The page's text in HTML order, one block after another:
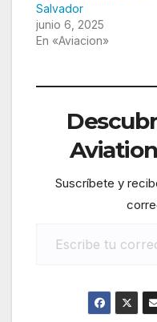
Salvador
junio 6, 2025
En «Aviacion»
Suscríbete y